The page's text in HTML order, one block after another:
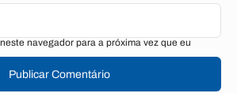
navegador para a próxima vez que eu
Publicar Comentário